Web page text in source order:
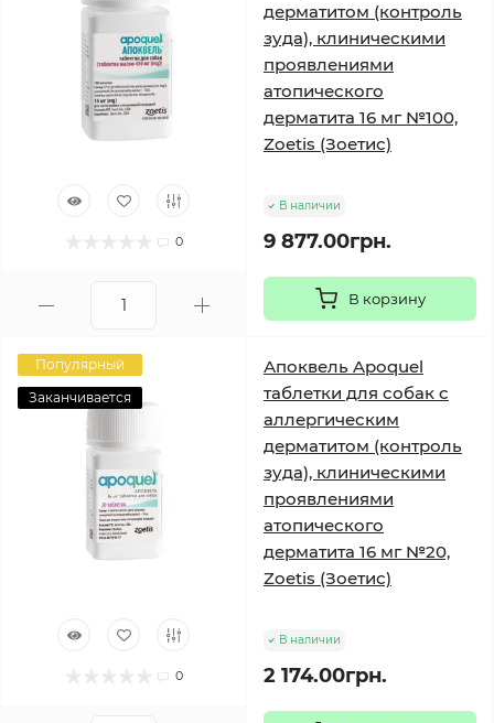
0
дерматитом (контроль
зуда), клиническими
проявлениями
атопического
дерматита 16 мг №100,
Zoetis (Зоетис)
В наличии
9 877.00грн.
В корзину
Популярный
Заканчивается
0
Апоквель Apoquel
таблетки для собак с
аллергическим
дерматитом (контроль
зуда), клиническими
проявлениями
атопического
дерматита 16 мг №20,
Zoetis (Зоетис)
В наличии
2 174.00грн.